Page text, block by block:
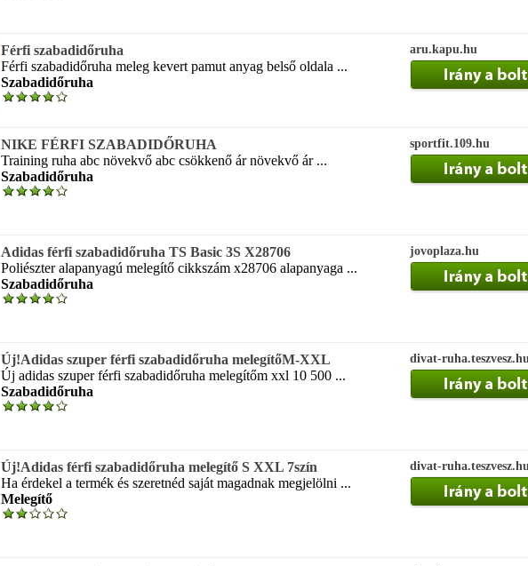
Férfi szabadidőruha
Férfi szabadidőruha meleg kevert pamut anyag belső oldala ...
Szabadidőruha
aru.kapu.hu
NIKE FÉRFI SZABADIDŐRUHA
Training ruha abc növekvő abc csökkenő ár növekvő ár ...
Szabadidőruha
sportfit.109.hu
Adidas férfi szabadidőruha TS Basic 3S X28706
Poliészter alapanyagú melegítő cikkszám x28706 alapanyaga ...
Szabadidőruha
jovoplaza.hu
Új!Adidas szuper férfi szabadidőruha melegítőM-XXL
Új adidas szuper férfi szabadidőruha melegítőm xxl 10 500 ...
Szabadidőruha
divat-
Új!Adidas férfi szabadidőruha melegítő S XXL 7szín
Ha érdekel a termék és szeretnéd saját magadnak megjelölni ...
Melegítő
divat-